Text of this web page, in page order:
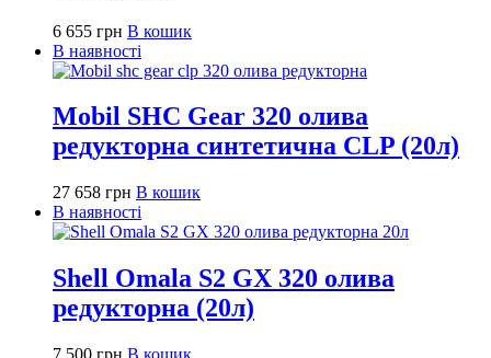
6 655 грн В кошик
В наявності
Mobil SHC Gear 320 олива
редукторна синтетична CLP (20л)
27 658 грн В кошик
В наявності
Shell Omala S2 GX 320 олива
редукторна (20л)